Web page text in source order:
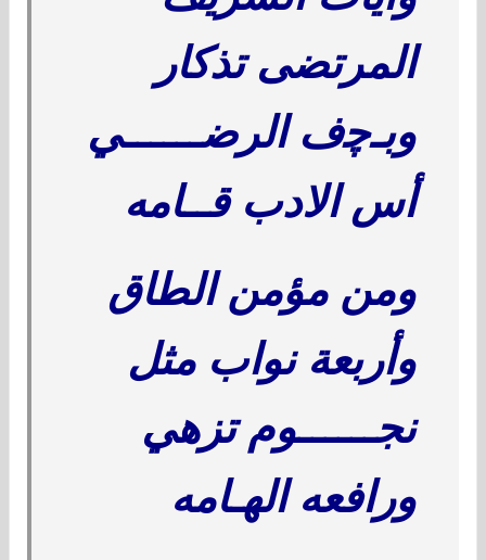
المرتضى تذكار
وبـﭼف الرضــــــي
أس الادب قــامه
ومن مؤمن الطاق
وأربعة نواب مثل
نجــــــوم تزهي
ورافعه الهـامه